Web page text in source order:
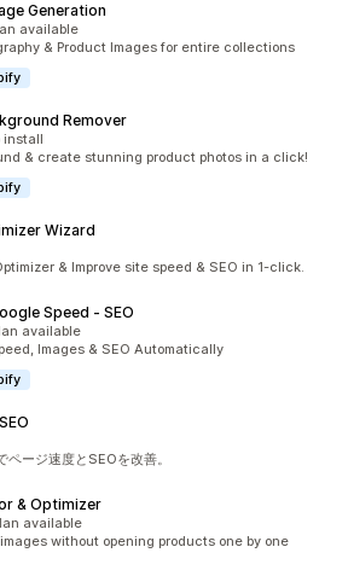
Generation
件available
& Product Images for entire collections
Remover
件
install
& create stunning product photos in a click!
Wizard
件
& Improve site speed & SEO in 1-click.
Speed ‑ SEO
件available
Images & SEO Automatically
ページ速度とSEOを改善。
& Optimizer
件 available
without opening products one by one